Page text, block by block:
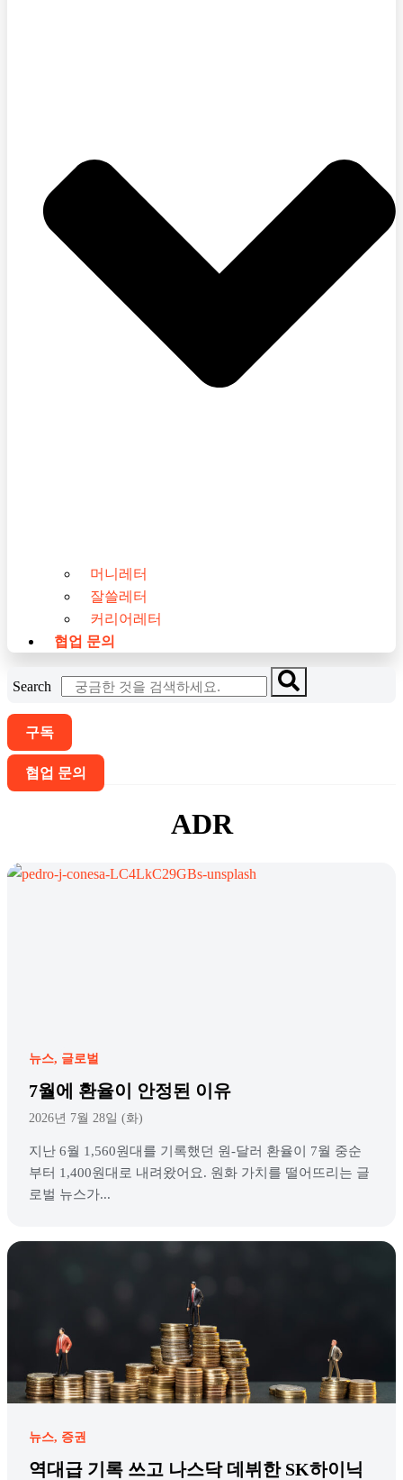
머니레터
잘쓸레터
커리어레터
협업 문의
Search
구독
협업 문의
ADR
뉴스 글로벌
7월에 환율이 안정된 이유
2026년 7월 28일 (화)
지난 6월 1,560원대를 기록했던 원-달러 환율이 7월 중순
부터 1,400원대로 내려왔어요. 원화 가치를 떨어뜨리는 글
로벌 뉴스가...
뉴스 증권
역대급 기록 쓰고 나스닥 데뷔한 SK하이닉